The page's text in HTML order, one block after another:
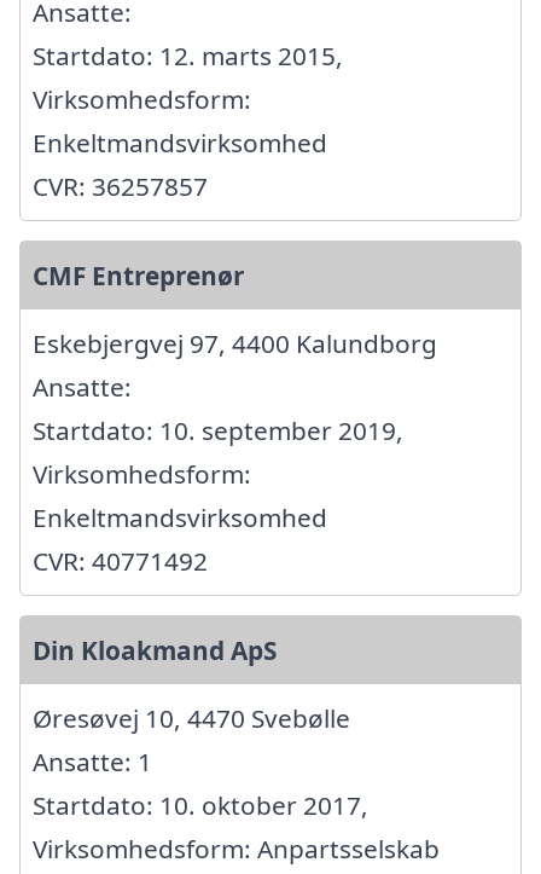
Ansatte:
Startdato: 12. marts 2015,
Virksomhedsform:
Enkeltmandsvirksomhed
CVR: 36257857
CMF Entreprenør
Eskebjergvej 97, 4400 Kalundborg
Ansatte:
Startdato: 10. september 2019,
Virksomhedsform:
Enkeltmandsvirksomhed
CVR: 40771492
Din Kloakmand ApS
Øresøvej 10, 4470 Svebølle
Ansatte: 1
Startdato: 10. oktober 2017,
Virksomhedsform: Anpartsselskab